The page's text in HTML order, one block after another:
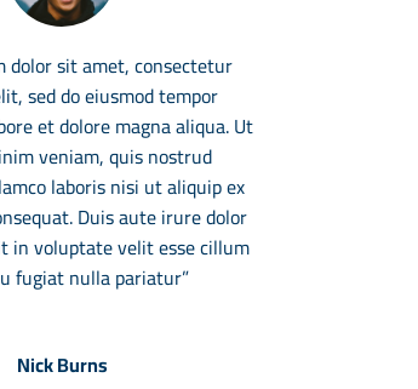
dolor sit amet, consectetur
sed do eiusmod tempor
et dolore magna aliqua. Ut
veniam, quis nostrud
laboris nisi ut aliquip ex
Duis aute irure dolor
in voluptate velit esse cillum
fugiat nulla pariatur”
Nick Burns